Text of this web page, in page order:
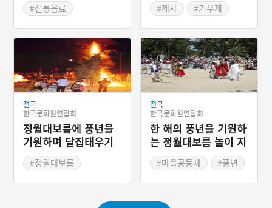
물에 떡을 띄우면 떡수단,
보리를 띄우면 보리수단이
된다. 조상들은 여름에 곡물
을 이용한 음료로 미수나 수
단을 먹었다. 이러한 음료들
은 시원한 국물도 중요하지
만, 건더기도 충실하게 먹도
록 만들었기 때문에 요기가
가능한 음료로 이용되었다.
#전통음료
#제사
#기우제
#마을공동체
#농촌공동체
전국
한국문화원연합회
정월대보름에 풍년을
기원하며 달집태우기
#정월대보름
전국
한국문화원연합회
한 해의 풍년을 기원하
는 정월대보름 놀이 지
신밟기
#마을공동체 #풍년